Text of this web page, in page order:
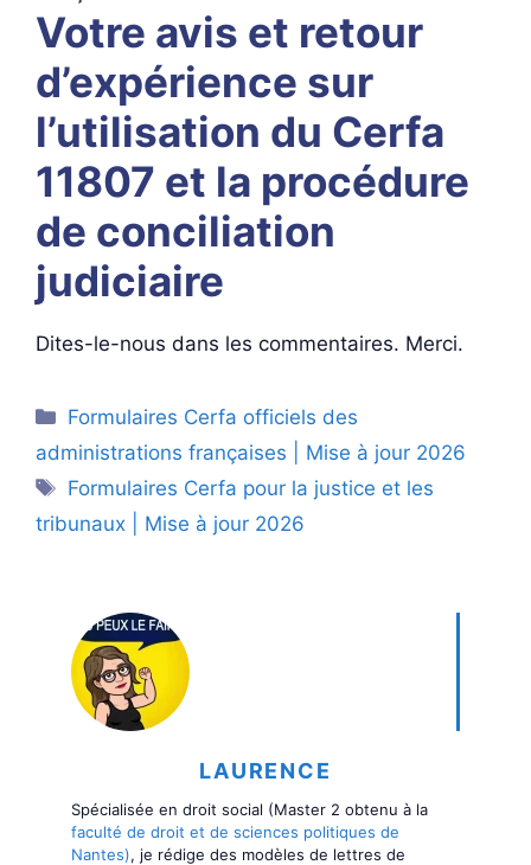
Votre avis et retour
d’expérience sur
l’utilisation du Cerfa
11807 et la procédure
de conciliation
judiciaire
Dites-le-nous dans les commentaires. Merci.
Catégories
Formulaires Cerfa officiels des
administrations françaises | Mise à jour 2026
Étiquettes
Formulaires Cerfa pour la justice et les
tribunaux | Mise à jour 2026
LAURENCE
Spécialisée en droit social (Master 2 obtenu à la
faculté de droit et de sciences politiques de
Nantes), je rédige des modèles de lettres de